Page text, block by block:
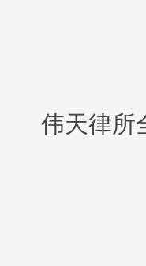
伟天律所